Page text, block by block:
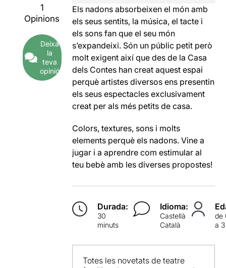
1
Opinions
Deixa
la
teva
opinió
Els nadons absorbeixen el món amb
els seus sentits, la música, el tacte i
els sons fan que el seu món
s’expandeixi. Són un públic petit però
molt exigent així que des de la Casa
dels Contes han creat aquest espai
perquè artistes diversos ens presentin
els seus espectacles exclusivament
creat per als més petits de casa.
Colors, textures, sons i molts
elements perquè els nadons. Vine a
jugar i a aprendre com estimular al
teu bebè amb les diverses propostes!
Durada:
30
minuts
Idioma:
Castellà
Català
de
a 3
Totes les novetats de teatre